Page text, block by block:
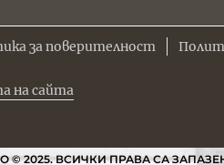
за поверителност
на сайта
2025. ВСИЧКИ ПРАВА СА